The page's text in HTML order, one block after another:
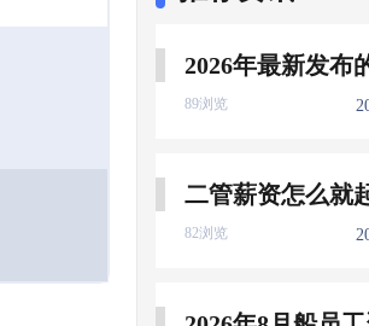
89浏览
82浏览